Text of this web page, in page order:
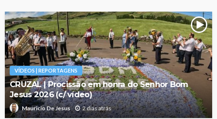
VÍDEOS | REPORTAGENS
CRUZAL | Procissão em honra do Senhor Bom
Jesus 2026 (c/ vídeo)
Mauricio De Jesus 2 dias atrás